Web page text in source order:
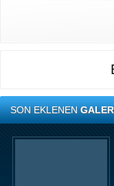
SON EKLENEN